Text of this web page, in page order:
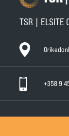
TSR | ELSITE
+358 9